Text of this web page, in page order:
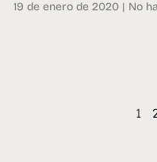
19 de enero de 2020 No
1